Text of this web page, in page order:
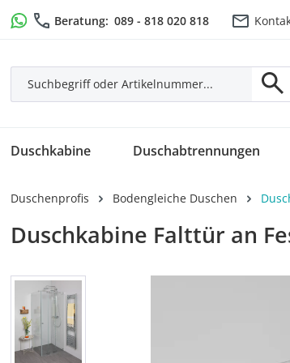
Hauptinhalt springen
Zur Suche springen
Zur Hauptnavigation springen
Beratung: 089 - 818 020 818
Duschkabine Duschabtrennungen
Duschenprofis Bodengleiche Duschen
Duschkabine Falttür an
Bildergalerie überspringen